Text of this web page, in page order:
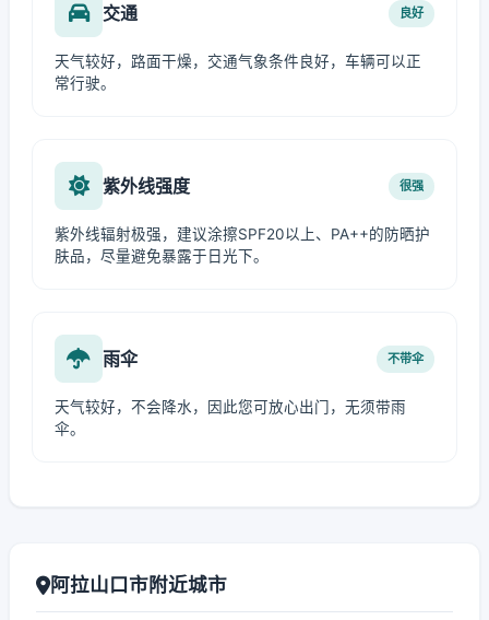
交通 良好
天气较好，路面干燥，交通气象条件良好，车辆可以正
常行驶。
紫外线强度 很强
紫外线辐射极强，建议涂擦SPF20以上、PA++的防晒护
肤品，尽量避免暴露于日光下。
雨伞 不带伞
天气较好，不会降水，因此您可放心出门，无须带雨
伞。
阿拉山口市附近城市